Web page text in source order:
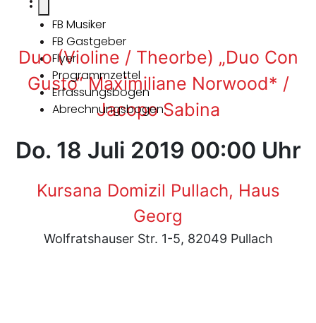
FB Musiker
FB Gastgeber
Flyer
Programmzettel
Erfassungsbogen
Abrechnungsbogen
Duo (Violine / Theorbe) „Duo Con
Gusto“ Maximiliane Norwood* /
Jacopo Sabina
Do. 18 Juli 2019 00:00 Uhr
Kursana Domizil Pullach, Haus
Georg
Wolfratshauser Str. 1-5, 82049 Pullach